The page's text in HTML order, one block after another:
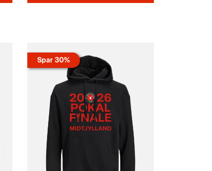
Spar 30%